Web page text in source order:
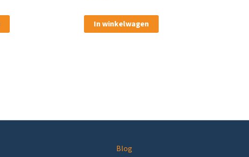
In winkelwagen
Blog